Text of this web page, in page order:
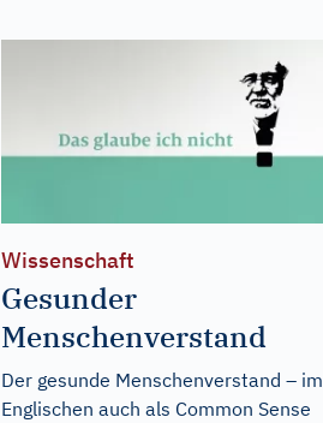
Wissenschaft
Gesunder
Menschenverstand
Der gesunde Menschenverstand – im
Englischen auch als Common Sense